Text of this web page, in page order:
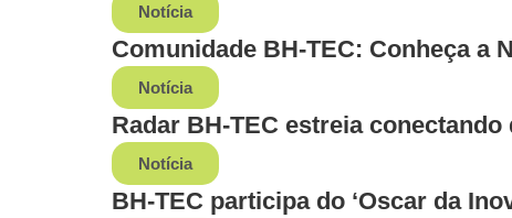
Notícia
Comunidade BH-TEC: Conheça a
Notícia
Radar BH-TEC estreia
Notícia
BH-TEC participa do ‘Oscar da